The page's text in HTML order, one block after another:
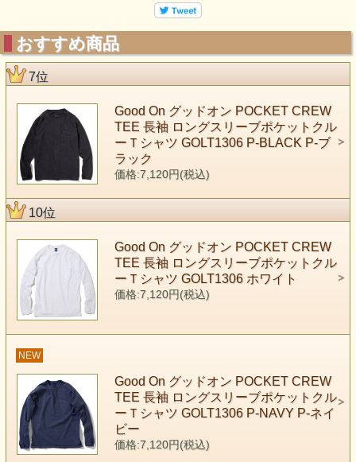
おすすめ商品
7位
Good On グッドオン POCKET CREW
TEE 長袖 ロングスリーブポケットクル
ーＴシャツ GOLT1306 P-BLACK P-ブ
ラック
価格:7,120円(税込)
10位
Good On グッドオン POCKET CREW
TEE 長袖 ロングスリーブポケットクル
ーＴシャツ GOLT1306 ホワイト
価格:7,120円(税込)
NEW
Good On グッドオン POCKET CREW
TEE 長袖 ロングスリーブポケットクル
ーＴシャツ GOLT1306 P-NAVY P-ネイ
ビー
価格:7,120円(税込)